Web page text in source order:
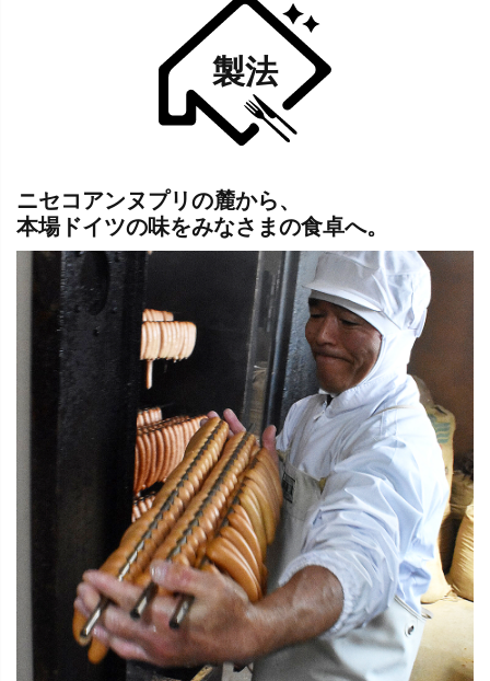
製法
ニセコアンヌプリの麓から、
本場ドイツの味をみなさまの食卓へ。